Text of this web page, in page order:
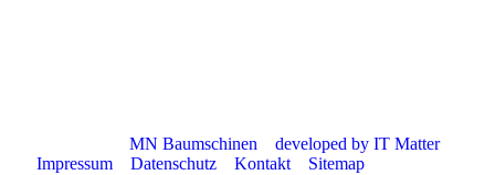
MN Baumschinen developed by IT Matter–
Impressum
Datenschutz Kontakt– Sitemap